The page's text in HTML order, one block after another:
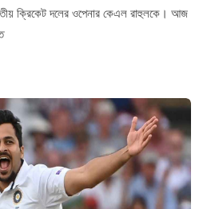
ক্রিকেট দলের ওপেনার কেএল রাহুলকে। আজ